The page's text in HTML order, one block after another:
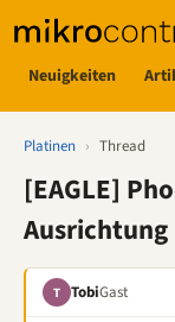
Neuigkeiten
Platinen › Thread
[EAGLE]
Ausrichtung
T TobiGast